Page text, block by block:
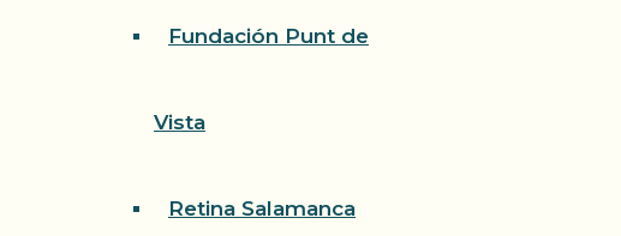
Fundación Punt de
Vista
Retina Salamanca